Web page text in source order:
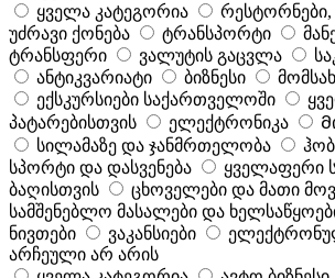
ყველა კატეგორია
რესტორნები,
უძრავი ქონება
ტრანსპორტი
ტრანსფერი
ვალუტის გაცვლა
ანტიკვარიატი
ბიზნესი
ექსკურსიები საქართველოში
პატარებისთვის
ელექტრონიკა
სილამაზე და ჯანმრთელობა
სპორტი და დასვენება
ყველაფერი
ბაღისთვის
ცხოველები და მათი
სამშენებლო მასალები და
ნივთები
ვაკანსიები
არჩეული არ არის